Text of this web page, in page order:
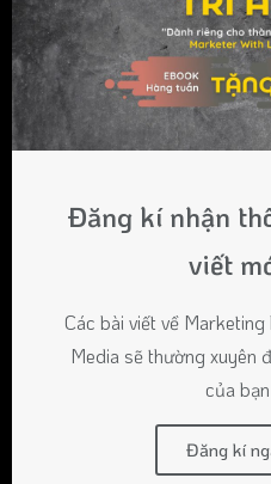
Đăng kí nhận
viết
Các bài viết về
Media sẽ thường xuyên
của bạn
Đăng kí